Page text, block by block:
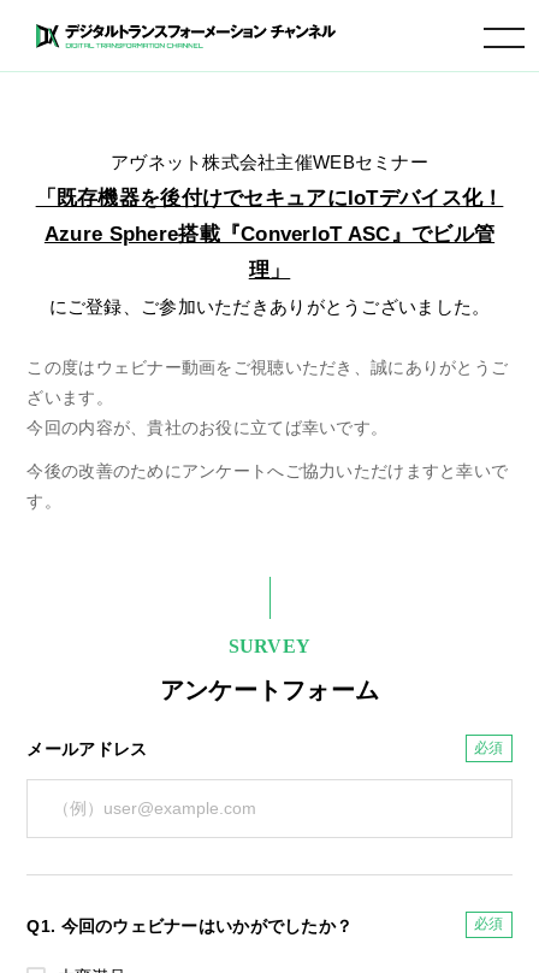
toggle
navigation
アヴネット株式会社主催WEBセミナー
「既存機器を後付けでセキュアにIoTデバイス化！
Azure Sphere搭載『ConverIoT ASC』でビル管
理」
にご登録、ご参加いただきありがとうございました。
この度はウェビナー動画をご視聴いただき、誠にありがとうご
ざいます。
今回の内容が、貴社のお役に立てば幸いです。
今後の改善のためにアンケートへご協力いただけますと幸いで
す。
SURVEY
アンケートフォーム
メールアドレス
Q1. 今回のウェビナーはいかがでしたか？